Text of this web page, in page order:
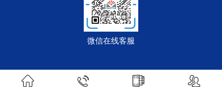
微信在线客服